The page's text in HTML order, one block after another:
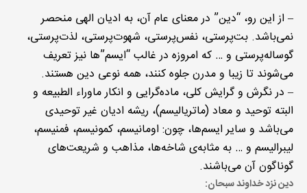
– از این رو، “دین” در معنای عام آن، به ادیان الهی منحصر
نمی‌باشد. بت‌پرستی، نفس‌پرستی، شهوت‌پرستی، لذت‌پرستی،
گوساله‌پرستی و … که امروزه در غالب “ایسم”ها نیز تعریف
می‌شوند تا زیبا و مدرن جلوه کنند، همه نوعی دین هستند.
– در نگرش و گرایش کلی، ماده‌گرایی و انکار ماوراء الطبیعه و
البته توحید و معاد (ماتریالیسم)، ریشه ادیان غیر توحیدی
می‌باشد و سایر ایسم‌ها، چون: اومانیسم، کمونیسم، فمنیسم،
لیبرالیسم و … به مثابه‌ی شاخه‌ها، مذاهب و شریعت‌های
گوناگون آن می‌باشند.
دین نزد خداوند سبحان: